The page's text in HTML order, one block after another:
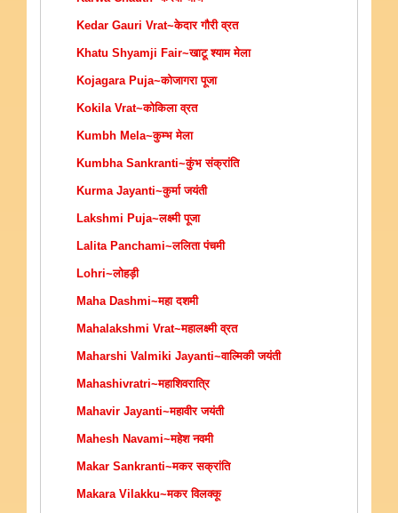
Kedar Gauri Vrat~केदार गौरी व्रत
Khatu Shyamji Fair~खाटू श्याम मेला
Kojagara Puja~कोजागरा पूजा
Kokila Vrat~कोकिला व्रत
Kumbh Mela~कुम्भ मेला
Kumbha Sankranti~कुंभ संक्रांति
Kurma Jayanti~कुर्मा जयंती
Lakshmi Puja~लक्ष्मी पूजा
Lalita Panchami~ललिता पंचमी
Lohri~लोहड़ी
Maha Dashmi~महा दशमी
Mahalakshmi Vrat~महालक्ष्मी व्रत
Maharshi Valmiki Jayanti~वाल्मिकी जयंती
Mahashivratri~महाशिवरात्रि
Mahavir Jayanti~महावीर जयंती
Mahesh Navami~महेश नवमी
Makar Sankranti~मकर सक्रांति
Makara Vilakku~मकर विलक्कू